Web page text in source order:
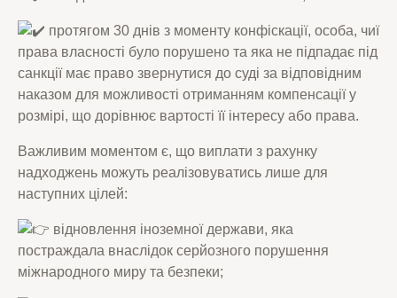
протягом 30 днів з моменту конфіскації, особа, чиї
права власності було порушено та яка не підпадає під
санкції має право звернутися до суді за відповідним
наказом для можливості отриманням компенсації у
розмірі, що дорівнює вартості її інтересу або права.
Важливим моментом є, що виплати з рахунку
надходжень можуть реалізовуватись лише для
наступних цілей:
відновлення іноземної держави, яка
постраждала внаслідок серйозного порушення
міжнародного миру та безпеки;